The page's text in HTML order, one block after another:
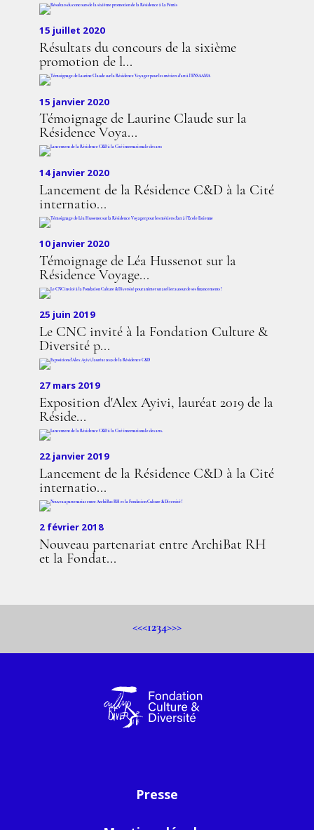
15 juillet 2020
Résultats du concours de la sixième
promotion de l...
15 janvier 2020
Témoignage de Laurine Claude sur la
Résidence Voya...
14 janvier 2020
Lancement de la Résidence C&D à la Cité
internatio...
10 janvier 2020
Témoignage de Léa Hussenot sur la
Résidence Voyage...
25 juin 2019
Le CNC invité à la Fondation Culture &
Diversité p...
27 mars 2019
Exposition d'Alex Ayivi, lauréat 2019 de la
Réside...
22 janvier 2019
Lancement de la Résidence C&D à la Cité
internatio...
2 février 2018
Nouveau partenariat entre ArchiBat RH
et la Fondat...
<<<1234>>>
Presse